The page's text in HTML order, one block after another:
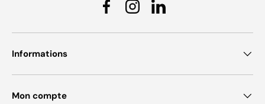
FacebookInstagramLinkedin
Informations
Mon compte